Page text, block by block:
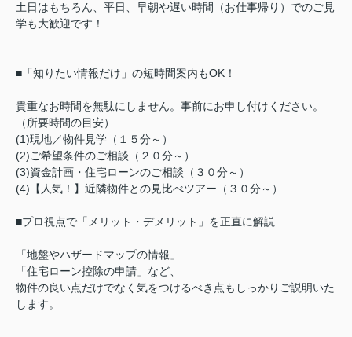
土日はもちろん、平日、早朝や遅い時間（お仕事帰り）でのご見
学も大歓迎です！
■「知りたい情報だけ」の短時間案内もOK！
貴重なお時間を無駄にしません。事前にお申し付けください。
（所要時間の目安）
(1)現地／物件見学（１５分～）
(2)ご希望条件のご相談（２０分～）
(3)資金計画・住宅ローンのご相談（３０分～）
(4)【人気！】近隣物件との見比べツアー（３０分～）
■プロ視点で「メリット・デメリット」を正直に解説
「地盤やハザードマップの情報」
「住宅ローン控除の申請」など、
物件の良い点だけでなく気をつけるべき点もしっかりご説明いた
します。